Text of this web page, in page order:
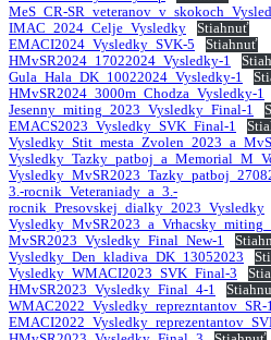
MeS_CR-
IMAC_2024_Celje_Vysledky
Stiahnuť
EMACI2024_Vysledky_SVK-5
Stiahnuť
HMvSR2024_17022024_Vysledky-1
Gula_Hala_DK_10022024_Vysledky-1
HMvSR2024_3000m_Chodza_Vysledky-1
Jesenny_miting_2023_Vysledky_Final-1
EMACS2023_Vysledky_SVK_Final-1
3.-rocnik_Veteraniady_a_3.-
rocnik_Presovskej_dialky_2023_Vysledky
MvSR2023_Vysledky_Final_New-1
Vysledky_Den_kladiva_DK_13052023
Vysledky_WMACI2023_SVK_Final-3
HMvSR2023_Vysledky_Final_4-1
WMAC2022_Vysledky_reprezntantov_SR-